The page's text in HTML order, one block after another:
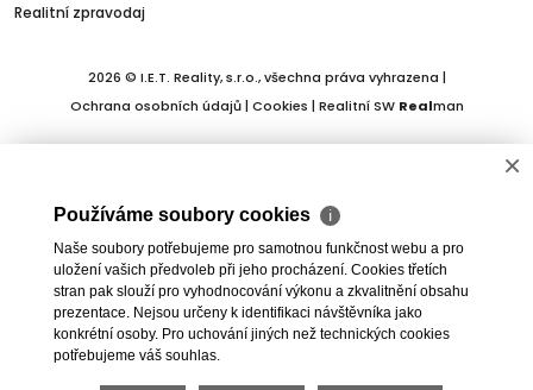
Realitní zpravodaj
2026 © I.E.T. Reality, s.r.o., všechna práva vyhrazena |
Ochrana osobních údajů| Cookies | Realitní SW Realman
×
Používáme soubory cookies ℹ
Naše soubory potřebujeme pro samotnou funkčnost webu a pro
uložení vašich předvoleb při jeho procházení. Cookies třetích
stran pak slouží pro vyhodnocování výkonu a zkvalitnění obsahu
prezentace. Nejsou určeny k identifikaci návštěvníka jako
konkrétní osoby. Pro uchování jiných než technických cookies
potřebujeme váš souhlas.